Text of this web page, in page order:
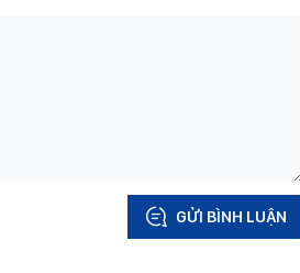
GỬI BÌNH LUẬN